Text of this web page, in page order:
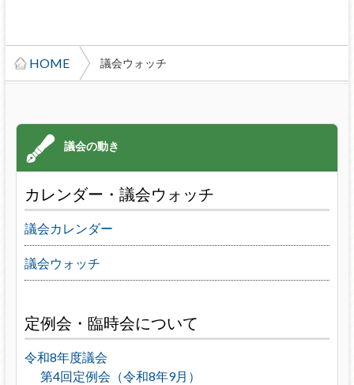
HOME 議会ウォッチ
カレンダー・議会ウォッチ
議会カレンダー
議会ウォッチ
定例会・臨時会について
令和8年度議会
第4回定例会（令和8年9月）